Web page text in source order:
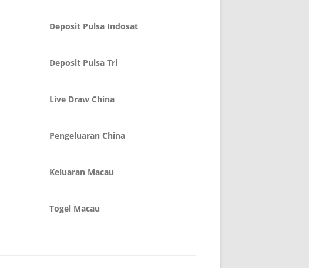
Deposit Pulsa Indosat
Deposit Pulsa Tri
Live Draw China
Pengeluaran China
Keluaran Macau
Togel Macau